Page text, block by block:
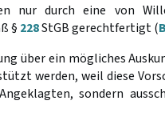
nur durch eine von
§ 228StGB gerechtfertigt (
über ein mögliches
werden, weil diese
sondern